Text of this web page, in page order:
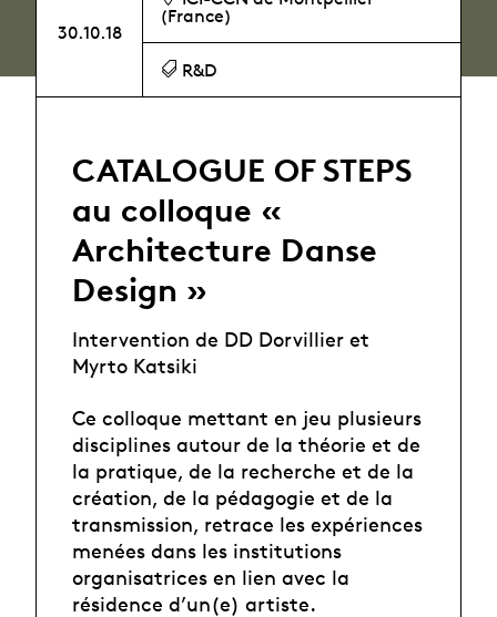
30.10.18
(France)
R&D
CATALOGUE OF STEPS
au colloque «
Architecture Danse
Design »
Intervention de DD Dorvillier et
Myrto Katsiki
Ce colloque mettant en jeu plusieurs
disciplines autour de la théorie et de
la pratique, de la recherche et de la
création, de la pédagogie et de la
transmission, retrace les expériences
menées dans les institutions
organisatrices en lien avec la
résidence d’un(e) artiste.